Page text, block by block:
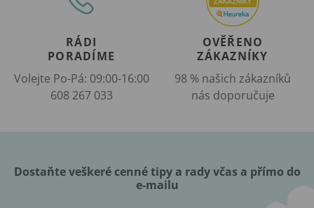
RÁDI
PORADÍME
Volejte Po-Pá: 09:00-16:00
608 267 033
OVĚŘENO
ZÁKAZNÍKY
98 % našich zákazníků
nás doporučuje
Dostaňte veškeré cenné tipy a rady včas a přímo do
e-mailu